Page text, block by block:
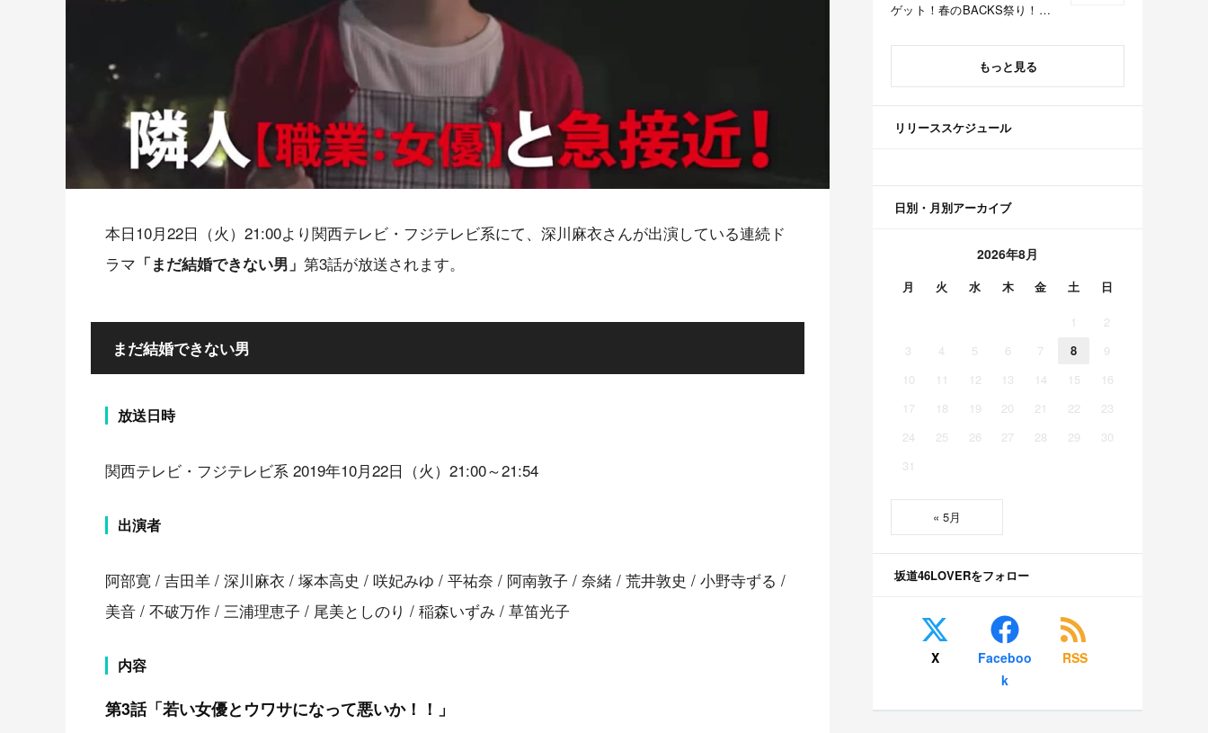
本日10月22日（火）21:00より関西テレビ・フジテレビ系にて、深川麻衣さんが出演している連続ド
ラマ 「まだ結婚できない男」 第3話が放送されます。
まだ結婚できない男
放送日時
関西テレビ・フジテレビ系 2019年10月22日（火）21:00～21:54
出演者
阿部寛 / 吉田羊 / 深川麻衣 / 塚本高史 / 咲妃みゆ / 平祐奈 / 阿南敦子 / 奈緒 / 荒井敦史 / 小野寺ずる /
美音 / 不破万作 / 三浦理恵子 / 尾美としのり / 稲森いずみ / 草笛光子
内容
第3話「若い女優とウワサになって悪いか！！」
ゲット！春のBACKS祭り！
京】
もっと見る
リリーススケジュール
日別・月別アーカイブ
2026年8月
月 火 水 木 金 土 日
1
2
3
4 5 6 7 8
9
10
11 12 13 14 15
16
17
18 19 20 21 22
23
24
25 26 27 28 29
30
31
« 5月
坂道46LOVERをフォロー
X
Faceboo
k
RSS